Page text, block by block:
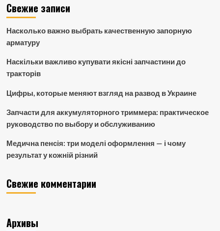
Свежие записи
Насколько важно выбрать качественную запорную
арматуру
Наскільки важливо купувати якісні запчастини до
тракторів
Цифры, которые меняют взгляд на развод в Украине
Запчасти для аккумуляторного триммера: практическое
руководство по выбору и обслуживанию
Медична пенсія: три моделі оформлення — і чому
результат у кожній різний
Свежие комментарии
Архивы